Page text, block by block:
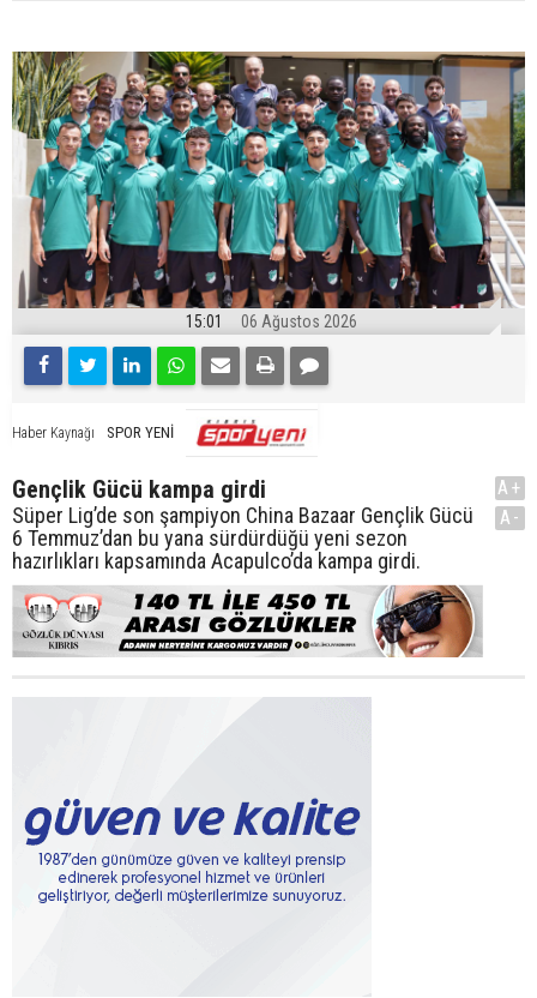
15:01 06 Ağustos 2026
Haber Kaynağı SPOR YENİ
Gençlik Gücü kampa girdi
Süper Lig’de son şampiyon China Bazaar Gençlik Gücü
6 Temmuz’dan bu yana sürdürdüğü yeni sezon
hazırlıkları kapsamında Acapulco’da kampa girdi.
A+
A-